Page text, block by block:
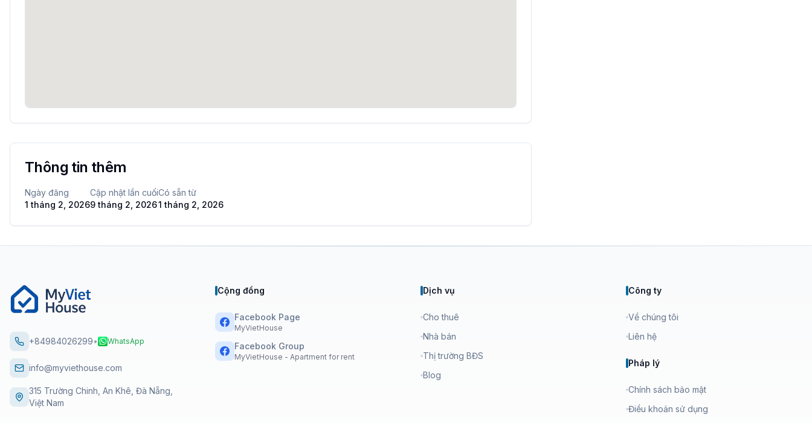
Thông tin thêm
Ngày đăng
1 tháng 2, 2026
Cập nhật lần cuối
9 tháng 2, 2026
Có sẵn từ
1 tháng 2, 2026
+84984026299• WhatsApp
info@myviethouse.com
315 Trường Chinh, An Khê, Đà Nẵng,
Việt Nam
Cộng đồng
Facebook Page
MyVietHouse
Facebook Group
MyVietHouse - Apartment for rent
Dịch vụ
Cho thuê
Nhà bán
Thị trường BĐS
Blog
Công ty
Về chúng tôi
Liên hệ
Pháp lý
Chính sách bảo mật
Điều khoản sử dụng